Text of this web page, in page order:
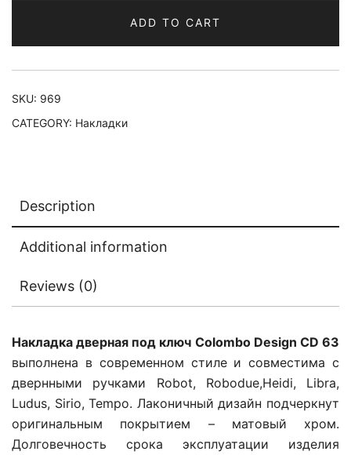
ADD TO CART
SKU: 969
CATEGORY: Накладки
Description
Additional information
Reviews (0)
Накладка дверная под ключ Colombo Design CD 63
выполнена в современном стиле и совместима с
двернными ручками Robot, Robodue,Heidi, Libra,
Ludus, Sirio, Tempo. Лаконичный дизайн подчеркнут
оригинальным покрытием – матовый хром.
Долговечность срока эксплуатации изделия